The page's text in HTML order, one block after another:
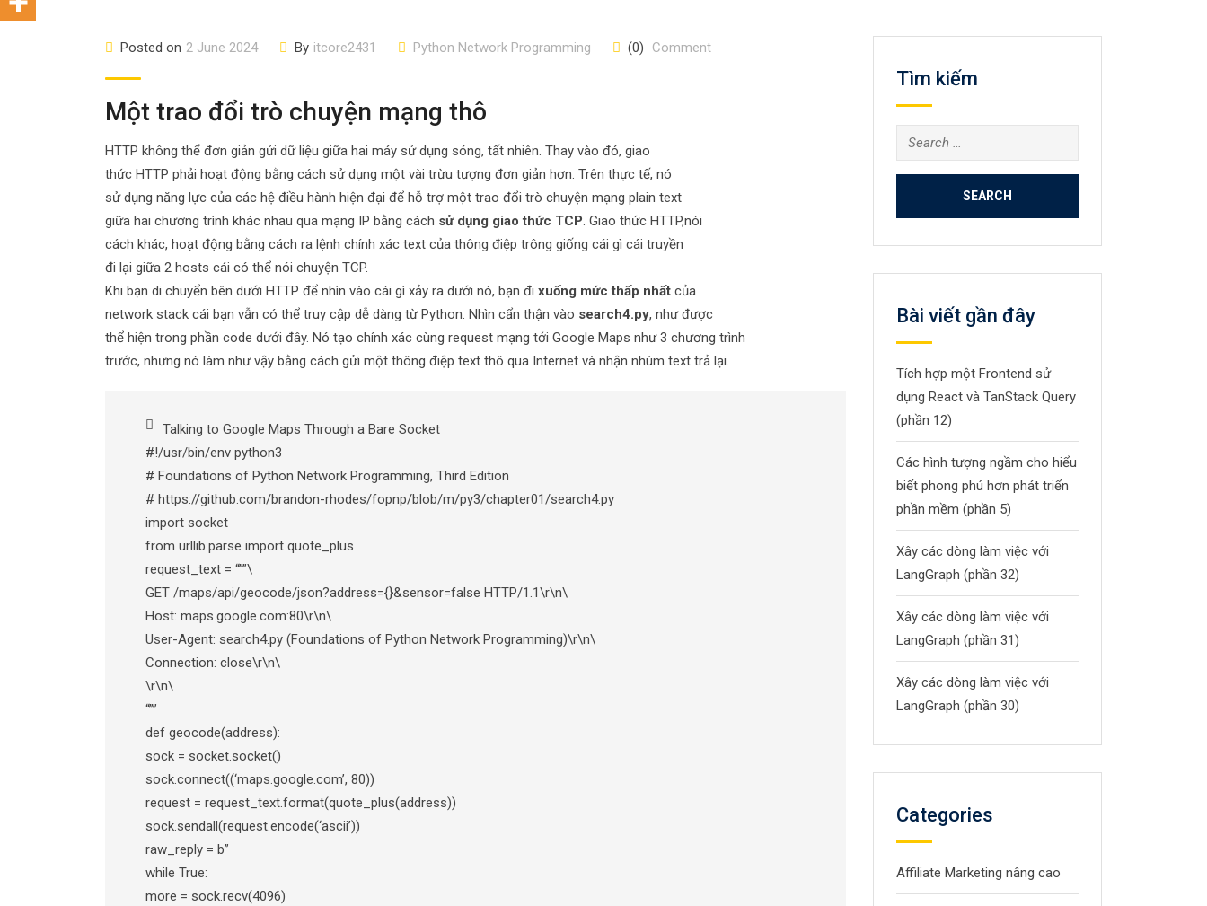
Posted on 2 June 2024 By itcore2431 Python Network Programming (0) Comment
Một trao đổi trò chuyện mạng thô
HTTP không thể đơn giản gửi dữ liệu giữa hai máy sử dụng sóng, tất nhiên. Thay vào đó, giao
thức HTTP phải hoạt động bằng cách sử dụng một vài trừu tượng đơn giản hơn. Trên thực tế, nó
sử dụng năng lực của các hệ điều hành hiện đại để hỗ trợ một trao đổi trò chuyện mạng plain text
giữa hai chương trình khác nhau qua mạng IP bằng cách sử dụng giao thức TCP. Giao thức HTTP,nói
cách khác, hoạt động bằng cách ra lệnh chính xác text của thông điệp trông giống cái gì cái truyền
đi lại giữa 2 hosts cái có thể nói chuyện TCP.
Khi bạn di chuyển bên dưới HTTP để nhìn vào cái gì xảy ra dưới nó, bạn đi xuống mức thấp nhất của
network stack cái bạn vẫn có thể truy cập dễ dàng từ Python. Nhìn cẩn thận vào search4.py, như được
thể hiện trong phần code dưới đây. Nó tạo chính xác cùng request mạng tới Google Maps như 3 chương trình
trước, nhưng nó làm như vậy bằng cách gửi một thông điệp text thô qua Internet và nhận nhúm text trả lại.
Talking to Google Maps Through a Bare Socket
#!/usr/bin/env python3
# Foundations of Python Network Programming, Third Edition
# https://github.com/brandon-rhodes/fopnp/blob/m/py3/chapter01/search4.py
import socket
from urllib.parse import quote_plus
request_text = “””\
GET /maps/api/geocode/json?address={}&sensor=false HTTP/1.1\r\n\
Host: maps.google.com:80\r\n\
User-Agent: search4.py (Foundations of Python Network Programming)\r\n\
Connection: close\r\n\
\r\n\
“””
def geocode(address):
sock = socket.socket()
sock.connect((‘maps.google.com’, 80))
request = request_text.format(quote_plus(address))
sock.sendall(request.encode(‘ascii’))
raw_reply = b”
while True:
more = sock.recv(4096)
Tìm kiếm
Search
for:
Bài viết gần đây
Tích hợp một Frontend sử
dụng React và TanStack Query
(phần 12)
Các hình tượng ngầm cho hiểu
biết phong phú hơn phát triển
phần mềm (phần 5)
Xây các dòng làm việc với
LangGraph (phần 32)
Xây các dòng làm việc với
LangGraph (phần 31)
Xây các dòng làm việc với
LangGraph (phần 30)
Categories
Affiliate Marketing nâng cao